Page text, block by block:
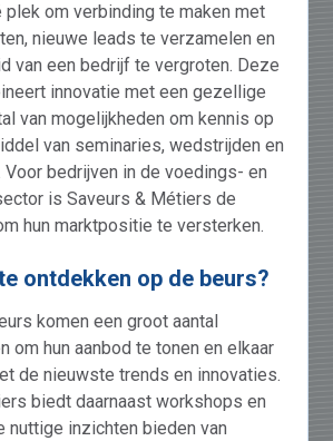
plek om verbinding te maken met
nieuwe leads te verzamelen en
van een bedrijf te vergroten. Deze
innovatie met een gezellige
van mogelijkheden om kennis op
van seminaries, wedstrijden en
bedrijven in de voedings- en
is Saveurs & Métiers de
hun marktpositie te versterken.
ontdekken op de beurs?
komen een groot aantal
om hun aanbod te tonen en elkaar
de nieuwste trends en innovaties.
biedt daarnaast workshops en
inzichten bieden van